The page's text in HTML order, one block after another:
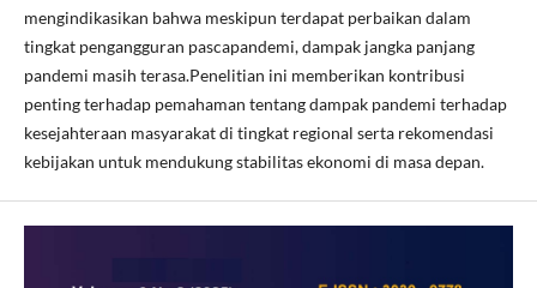
mengindikasikan bahwa meskipun terdapat perbaikan dalam
tingkat pengangguran pascapandemi, dampak jangka panjang
pandemi masih terasa.Penelitian ini memberikan kontribusi
penting terhadap pemahaman tentang dampak pandemi terhadap
kesejahteraan masyarakat di tingkat regional serta rekomendasi
kebijakan untuk mendukung stabilitas ekonomi di masa depan.